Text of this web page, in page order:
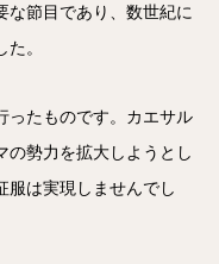
な節目であり、数世紀に
。
ったものです。カエサル
の勢力を拡大しようとし
服は実現しませんでし